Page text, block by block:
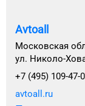
Avtoall
Московская
ул. Николо-
+7 (495) 109-47-
avtoall.ru